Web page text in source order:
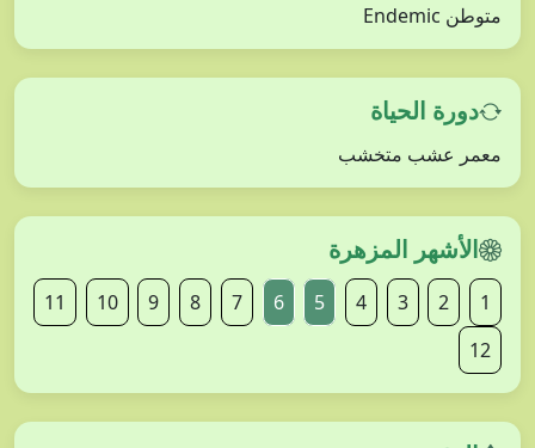
متوطن Endemic
دورة الحياة
معمر عشب متخشب
الأشهر المزهرة
1
2
3
4
5
6
7
8
9
10
11
12